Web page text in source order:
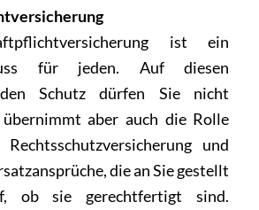
ist ein
für jeden. Auf diesen
Schutz dürfen Sie nicht
aber auch die Rolle
und
die an Sie gestellt
ob sie gerechtfertigt sind.